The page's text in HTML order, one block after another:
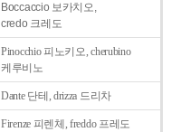
Boccaccio 보카치오,
credo 크레도
Pinocchio 피노키오, cherubino
케루비노
Dante 단테, drizza 드리차
Firenze 피렌체, freddo 프레도